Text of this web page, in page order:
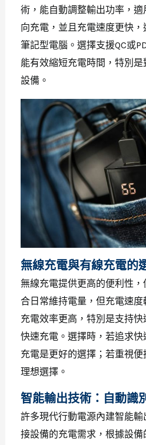
術，能自動調整輸出功率，
向充電，並且充電速度更快
筆記型電腦。選擇支援QC或
能有效縮短充電時間，特別
設備。
無線充電與有線充電的
無線充電提供更高的便利性
合日常維持電量，但充電速
充電效率更高，特別是支持
快速充電。選擇時，若追求
充電是更好的選擇；若重視
理想選擇。
智能輸出技術：自動識
許多現代行動電源內建智能
接設備的充電需求，根據設備